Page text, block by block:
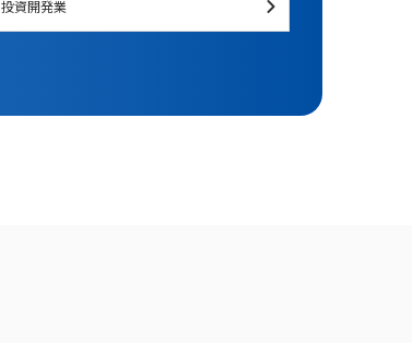
投資開発業